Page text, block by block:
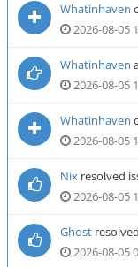
Whatinhaven
2026-08-05
Whatinhaven
2026-08-05
Whatinhaven
2026-08-05
Nix resolved
2026-08-05
Ghost
2026-08-05